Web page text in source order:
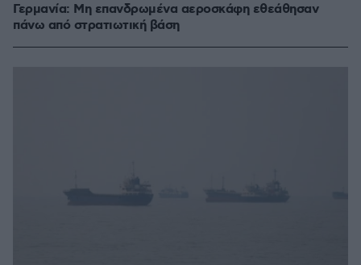
Γερμανία: Μη επανδρωμένα αεροσκάφη εθεάθησαν
πάνω από στρατιωτική βάση